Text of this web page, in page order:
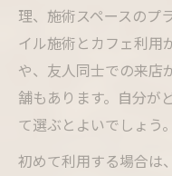
理、施術スペースのプ
イル施術とカフェ利用
や、友人同士での来店
舗もあります。自分が
て選ぶとよいでしょう。
初めて利用する場合は